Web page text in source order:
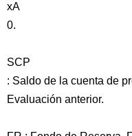
xA
0.
SCP
: Saldo de la cuenta de
Evaluación anterior.